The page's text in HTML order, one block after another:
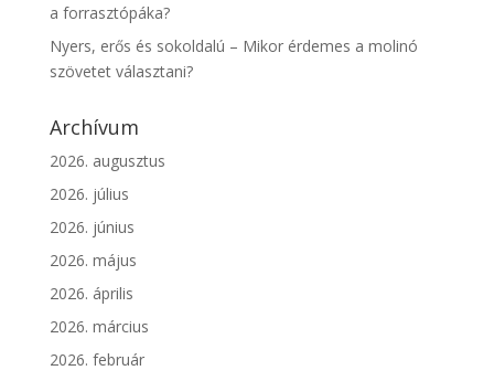
a forrasztópáka?
Nyers, erős és sokoldalú – Mikor érdemes a molinó
szövetet választani?
Archívum
2026. augusztus
2026. július
2026. június
2026. május
2026. április
2026. március
2026. február